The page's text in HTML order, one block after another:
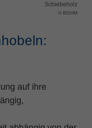
Schiebeholz
© BGHM
auf ihre